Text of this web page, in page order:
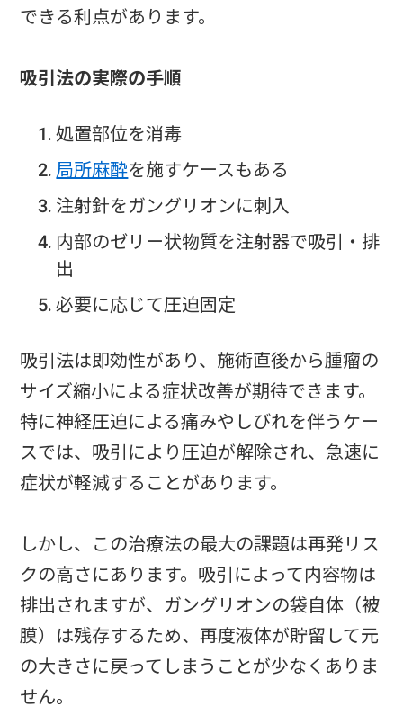
できる利点があります。
吸引法の実際の手順
処置部位を消毒
局所麻酔を施すケースもある
注射針をガングリオンに刺入
内部のゼリー状物質を注射器で吸引・排
出
必要に応じて圧迫固定
吸引法は即効性があり、施術直後から腫瘤の
サイズ縮小による症状改善が期待できます。
特に神経圧迫による痛みやしびれを伴うケー
スでは、吸引により圧迫が解除され、急速に
症状が軽減することがあります。
しかし、この治療法の最大の課題は再発リス
クの高さにあります。吸引によって内容物は
排出されますが、ガングリオンの袋自体（被
膜）は残存するため、再度液体が貯留して元
の大きさに戻ってしまうことが少なくありま
せん。